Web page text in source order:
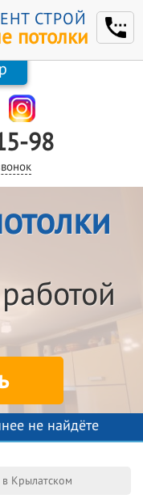
СТРОЙ
потолки
98
найдёте
Крылатском